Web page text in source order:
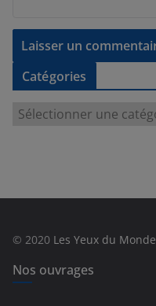
Catégories
e
© 2020 Les Yeux du Monde
Nos ouvrages